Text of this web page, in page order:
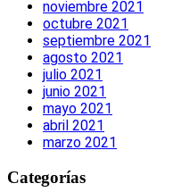
noviembre 2021
octubre 2021
septiembre 2021
agosto 2021
julio 2021
junio 2021
mayo 2021
abril 2021
marzo 2021
Categorías